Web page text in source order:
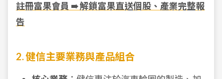
註冊富果會員 ➠ 解鎖富果直送個股、產業完整報
告
2. 健信主要業務與產品組合